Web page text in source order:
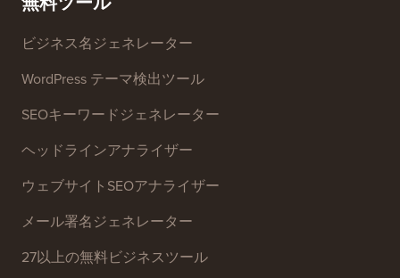
ビジネス名ジェネレーター
WordPress テーマ検出ツール
SEOキーワードジェネレーター
ヘッドラインアナライザー
ウェブサイトSEOアナライザー
メール署名ジェネレーター
27以上の無料ビジネスツール